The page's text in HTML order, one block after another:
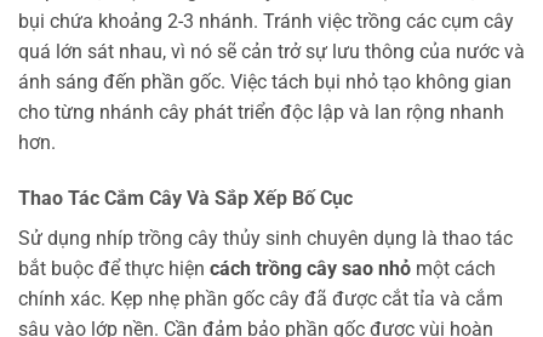
bụi chứa khoảng 2-3 nhánh. Tránh việc trồng các cụm cây
quá lớn sát nhau, vì nó sẽ cản trở sự lưu thông của nước và
ánh sáng đến phần gốc. Việc tách bụi nhỏ tạo không gian
cho từng nhánh cây phát triển độc lập và lan rộng nhanh
hơn.
Thao Tác Cắm Cây Và Sắp Xếp Bố Cục
Sử dụng nhíp trồng cây thủy sinh chuyên dụng là thao tác
bắt buộc để thực hiện cách trồng cây sao nhỏ một cách
chính xác. Kẹp nhẹ phần gốc cây đã được cắt tỉa và cắm
sâu vào lớp nền. Cần đảm bảo phần gốc được vùi hoàn